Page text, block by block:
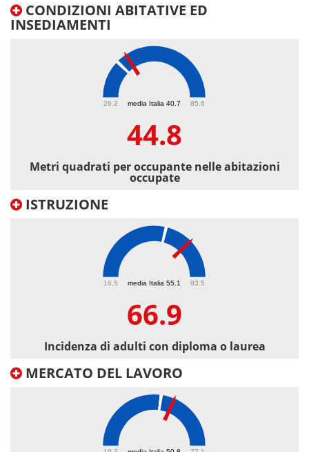
CONDIZIONI ABITATIVE ED
INSEDIAMENTI
media Italia 40.7
26.2 85.6
44.8
Metri quadrati per occupante nelle abitazioni
occupate
ISTRUZIONE
media Italia 55.1
16.5 83.5
66.9
Incidenza di adulti con diploma o laurea
MERCATO DEL LAVORO